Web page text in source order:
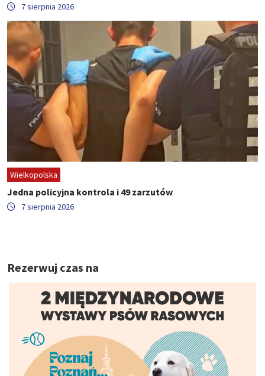
7 sierpnia 2026
Wielkopolska
Jedna policyjna kontrola i 49 zarzutów
7 sierpnia 2026
Rezerwuj czas na